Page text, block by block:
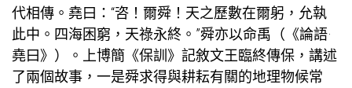
代相傳。堯曰：“咨！爾舜！天之歷數在爾躬，允執
此中。四海困窮，天祿永終。”舜亦以命禹（《論語·
堯曰》）。上博簡《保訓》記敘文王臨終傳保，講述
了兩個故事，一是舜求得與耕耘有關的地理物候常